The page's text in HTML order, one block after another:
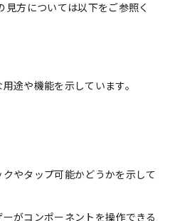
見方については以下をご参照く
途や機能を示しています。
やタップ可能かどうかを示して
ーがコンポーネントを操作できる